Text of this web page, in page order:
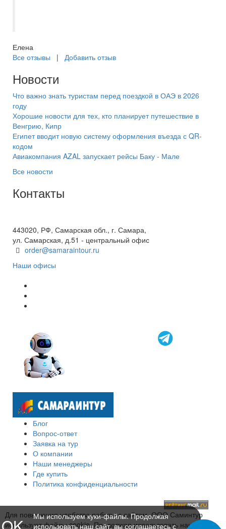
Елена
Все отзывы | Добавить отзыв
Новости
Что важно знать туристам перед поездкой в ОАЭ в 2026
году
Хорошие новости для тех, кто планирует путешествие в
Венгрию, Кипр
Египет вводит новую систему оформления въезда с QR-
кодом
Авиакомпания AZAL запускает рейсы Баку - Мале
Все новости
Контакты
443020, РФ, Самарская обл., г. Самара,
ул. Самарская, д.51 - центральный офис
order@samaraintour.ru
Наши офисы
Блог
Вопрос-ответ
Заявка на тур
О компании
Наши менеджеры
Где купить
Политика конфиденциальности
Для повышения удобства работы с сайтом, ООО Саминтур
использует файлы cookie. Продолжая использовать наш сайт,
Мы используем куки-файлы. Продолжая
использовать наш сайт, вы соглашаетесь с